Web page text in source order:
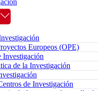
Europeos (OPE)
Investigación
de la Investigación
de Investigación